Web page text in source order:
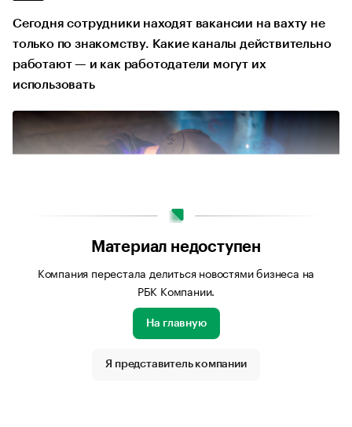
Сегодня сотрудники находят вакансии на вахту не
только по знакомству. Какие каналы действительно
работают — и как работодатели могут их
использовать
Источник изображения: ru.freepik.com
Материал недоступен
Компания перестала делиться новостями бизнеса на
РБК Компании.
На главную
Я представитель компании